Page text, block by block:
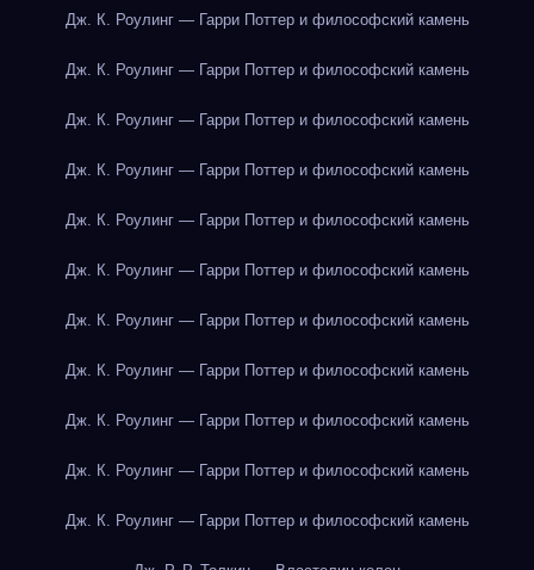
Дж. К. Роулинг — Гарри Поттер и философский камень
Дж. К. Роулинг — Гарри Поттер и философский камень
Дж. К. Роулинг — Гарри Поттер и философский камень
Дж. К. Роулинг — Гарри Поттер и философский камень
Дж. К. Роулинг — Гарри Поттер и философский камень
Дж. К. Роулинг — Гарри Поттер и философский камень
Дж. К. Роулинг — Гарри Поттер и философский камень
Дж. К. Роулинг — Гарри Поттер и философский камень
Дж. К. Роулинг — Гарри Поттер и философский камень
Дж. К. Роулинг — Гарри Поттер и философский камень
Дж. К. Роулинг — Гарри Поттер и философский камень